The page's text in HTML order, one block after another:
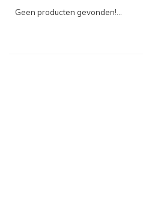
Geen producten gevonden!...